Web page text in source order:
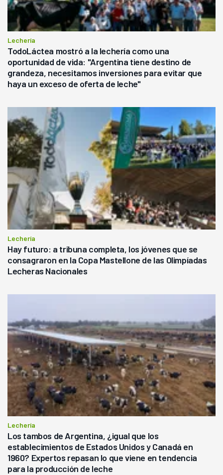
Lechería
TodoLáctea mostró a la lechería como una
oportunidad de vida: "Argentina tiene destino de
grandeza, necesitamos inversiones para evitar que
haya un exceso de oferta de leche"
Lechería
Hay futuro: a tribuna completa, los jóvenes que se
consagraron en la Copa Mastellone de las Olimpíadas
Lecheras Nacionales
Lechería
Los tambos de Argentina, ¿igual que los
establecimientos de Estados Unidos y Canadá en
1960? Expertos repasan lo que viene en tendencia
para la producción de leche